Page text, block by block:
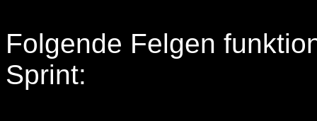
Folgende Felgen
Sprint: